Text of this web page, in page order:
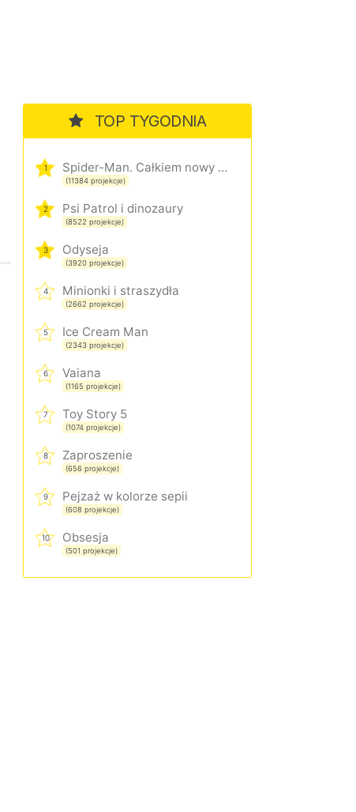
TOP TYGODNIA
1 Spider-Man. Całkiem nowy dzień
(11384 projekcje)
2 Psi Patrol i dinozaury
(8522 projekcje)
3 Odyseja
(3920 projekcje)
4 Minionki i straszydła
(2662 projekcje)
5 Ice Cream Man
(2343 projekcje)
6 Vaiana
(1165 projekcje)
7 Toy Story 5
(1074 projekcje)
8 Zaproszenie
(656 projekcje)
9 Pejzaż w kolorze sepii
(608 projekcje)
10 Obsesja
(501 projekcje)